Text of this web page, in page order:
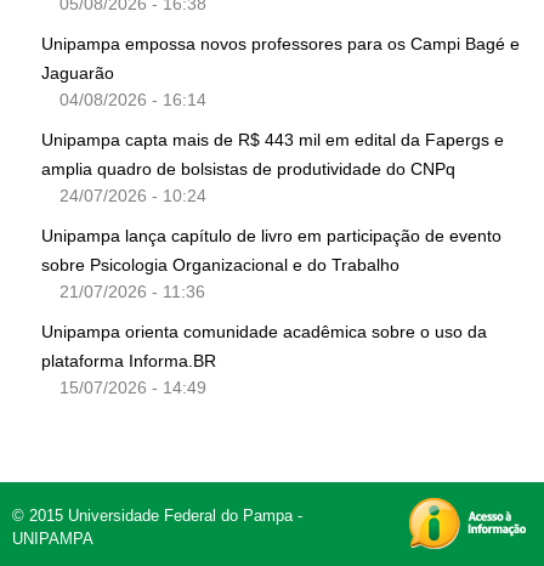
05/08/2026 - 16:38
Unipampa empossa novos professores para os Campi Bagé e
Jaguarão
04/08/2026 - 16:14
Unipampa capta mais de R$ 443 mil em edital da Fapergs e
amplia quadro de bolsistas de produtividade do CNPq
24/07/2026 - 10:24
Unipampa lança capítulo de livro em participação de evento
sobre Psicologia Organizacional e do Trabalho
21/07/2026 - 11:36
Unipampa orienta comunidade acadêmica sobre o uso da
plataforma Informa.BR
15/07/2026 - 14:49
© 2015 Universidade Federal do Pampa -
UNIPAMPA